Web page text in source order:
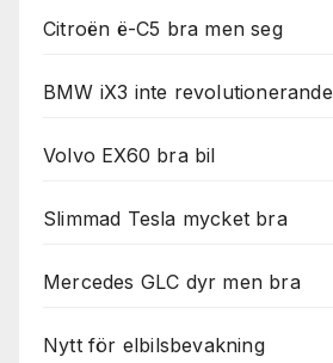
Citroën ë-C5 bra men seg
BMW iX3 inte revolutionerande
Volvo EX60 bra bil
Slimmad Tesla mycket bra
Mercedes GLC dyr men bra
Nytt för elbilsbevakning